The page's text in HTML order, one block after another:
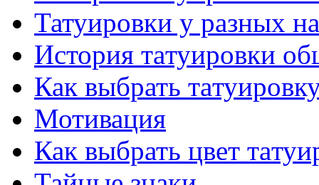
Татуировки у разных
История тaтуировки
Как выбрать
Мотивация
Как выбрать цвет